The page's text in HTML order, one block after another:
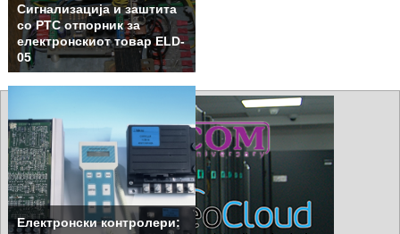
Сигнализација и заштита
со PTC отпорник за
електронскиот товар ELD-
05
Електронски контролери: